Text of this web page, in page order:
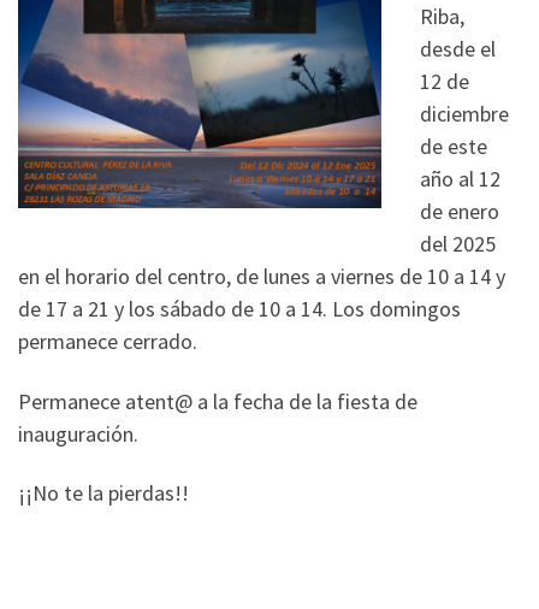
Riba,
desde el
12 de
diciembre
de este
año al 12
de enero
del 2025
en el horario del centro, de lunes a viernes de 10 a 14 y
de 17 a 21 y los sábado de 10 a 14. Los domingos
permanece cerrado.
Permanece atent@ a la fecha de la fiesta de
inauguración.
¡¡No te la pierdas!!